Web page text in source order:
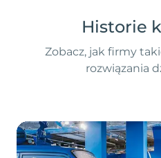
Historie
Zobacz, jak firmy
rozwiązania